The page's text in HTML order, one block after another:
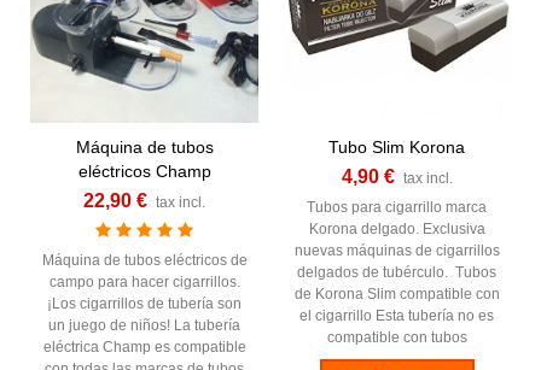
Máquina de tubos
eléctricos Champ
22,90 € tax incl.
Máquina de tubos eléctricos de
campo para hacer cigarrillos.
¡Los cigarrillos de tubería son
un juego de niños! La tubería
eléctrica Champ es compatible
Tubo Slim Korona
4,90 € tax incl.
Tubos para cigarrillo marca
Korona delgado. Exclusiva
nuevas máquinas de cigarrillos
delgados de tubérculo. Tubos
de Korona Slim compatible con
el cigarrillo Esta tubería no es
compatible con tubos